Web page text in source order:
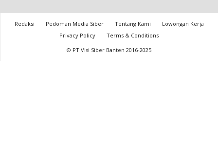
Redaksi Pedoman Media Siber Tentang Kami
Lowongan Kerja
Privacy Policy
Terms & Conditions
© PT Visi Siber Banten 2016-2025